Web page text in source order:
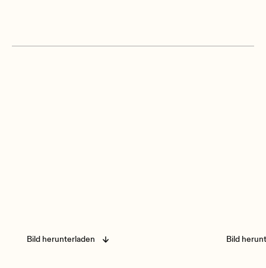
Bild herunterladen Bild